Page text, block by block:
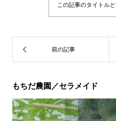
この記事のタイトル
もちだ農園／セラメイド